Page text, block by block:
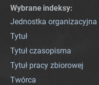
Wybrane indeksy:
Jednostka organizacyjna
Tytuł
Tytuł czasopisma
Tytuł pracy zbiorowej
Twórca